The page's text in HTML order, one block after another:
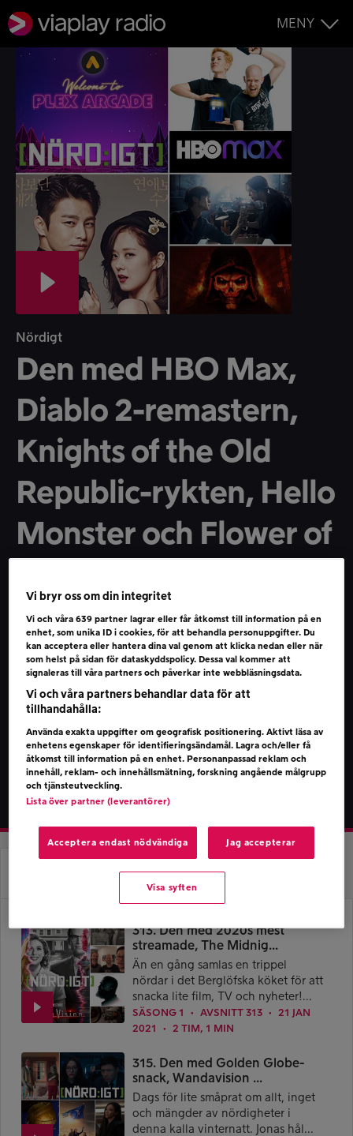
MENY
Nördigt
Den med HBO Max,
Diablo 2-remastern,
Knights of the Old
Republic-rykten, Hello
Monster och Flower of
SÄSONG 1 AVSNITT 314 28 JAN 2021
Den dynamiska duon Jonas och Tove håller låda om
nördvärldens nyheter denna vecka. Och så blir det lite
K-drama också förstås.
Vi hoppar raskt in i veckans nyhetsskörd och pratar
bland annat om säljsuccén för Xbox Series X, att
kostnaden för XBox Game Pass förblir oförändrad
efter upprörda reaktion...
Visa mer
313. Den med 2020s mest
streamade, The Midnig...
Än en gång samlas en trippel
nördar i det Berglöfska köket för att
snacka lite film, TV och nyheter!...
SÄSONG 1 ● AVSNITT 313 ●
21 JAN
2021
● 2 TIM, 1 MIN
315. Den med Golden Globe-
snack, Wandavision ...
Dags för lite småprat om allt, inget
och mängder av nördigheter i
denna kalla vinternatt. Jonas hål...
Vi bryr oss om din integritet
Vi och våra639 partner lagrar eller får åtkomst till information på en
enhet, som unika ID i cookies, för att behandla personuppgifter. Du
kan acceptera eller hantera dina val genom att klicka nedan eller när
som helst på sidan för dataskyddspolicy. Dessa val kommer att
signaleras till våra partners och påverkar inte webbläsningsdata.
Vi och våra partners behandlar data för att
tillhandahålla:
Använda exakta uppgifter om geografisk positionering. Aktivt läsa av
enhetens egenskaper för identifieringsändamål. Lagra och/eller få
åtkomst till information på en enhet. Personanpassad reklam och
innehåll, reklam- och innehållsmätning, forskning angående målgrupp
och tjänsteutveckling.
Lista över partner (leverantörer)
Acceptera endast nödvändiga Jag accepterar
Visa syften